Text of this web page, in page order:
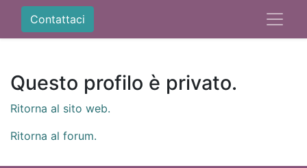
Contattaci
Questo profilo è privato.
Ritorna al sito web.
Ritorna al forum.